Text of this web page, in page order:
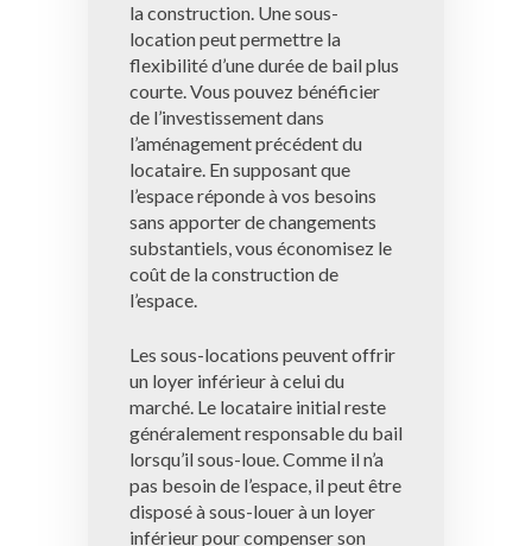
la construction. Une sous-
location peut permettre la
flexibilité d’une durée de bail plus
courte. Vous pouvez bénéficier
de l’investissement dans
l’aménagement précédent du
locataire. En supposant que
l’espace réponde à vos besoins
sans apporter de changements
substantiels, vous économisez le
coût de la construction de
l’espace.
Les sous-locations peuvent offrir
un loyer inférieur à celui du
marché. Le locataire initial reste
généralement responsable du bail
lorsqu’il sous-loue. Comme il n’a
pas besoin de l’espace, il peut être
disposé à sous-louer à un loyer
inférieur pour compenser son